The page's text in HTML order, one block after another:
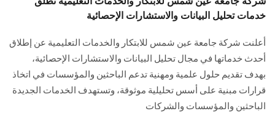
خدمات تحليل البيانات والاستشارات الإحصائية
أعلنت شركة جامعة عين شمس للابتكار والخدمات التعليمية عن إطلاق
أحدث خدماتها في مجال تحليل البيانات والاستشارات الإحصائية،
بهدف تقديم حلول علمية ومهنية تدعم الباحثين والمؤسسات في اتخاذ
قرارات مبنية على أسس تحليلية موثوقة، وتستهدف الخدمات الجديدة
الباحثين والمؤسسات والشركات